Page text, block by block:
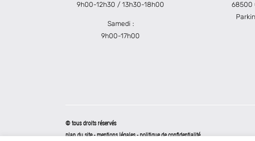
9h00-12h30 / 13h30-18h00
Samedi :
9h00-17h00
68500
© tous droits réservés
plan du site-mentions légales-politique de confidentialité